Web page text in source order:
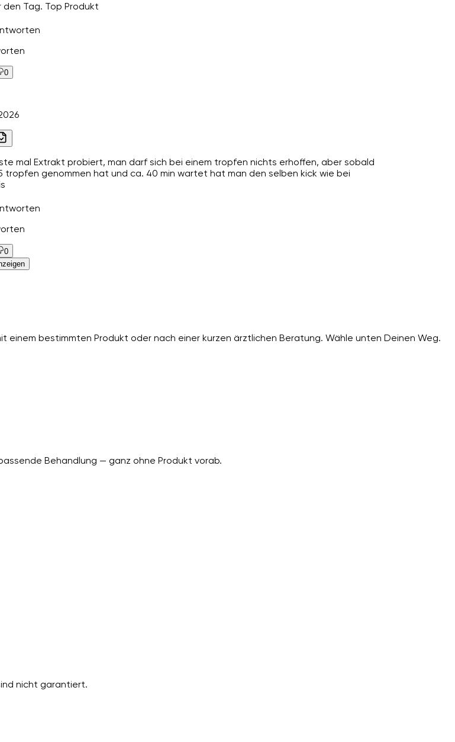
den Tag. Top Produkt
0
mal Extrakt probiert, man darf sich bei einem tropfen nichts erhoffen, aber sobald
tropfen genommen hat und ca. 40 min wartet hat man den selben kick wie bei
0
einem bestimmten Produkt oder nach einer kurzen ärztlichen Beratung. Wähle unten Deinen Weg.
Behandlung — ganz ohne Produkt vorab.
nicht garantiert.